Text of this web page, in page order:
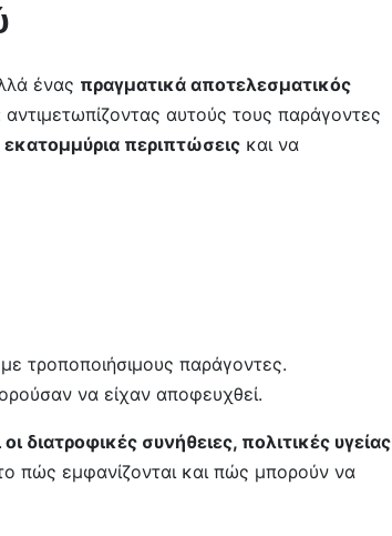
ένας πραγματικά αποτελεσματικός
αυτούς τους παράγοντες
περιπτώσεις και να
τροποποιήσιμους παράγοντες.
να είχαν αποφευχθεί.
διατροφικές συνήθειες, πολιτικές υγείας
πώς εμφανίζονται και πώς μπορούν να